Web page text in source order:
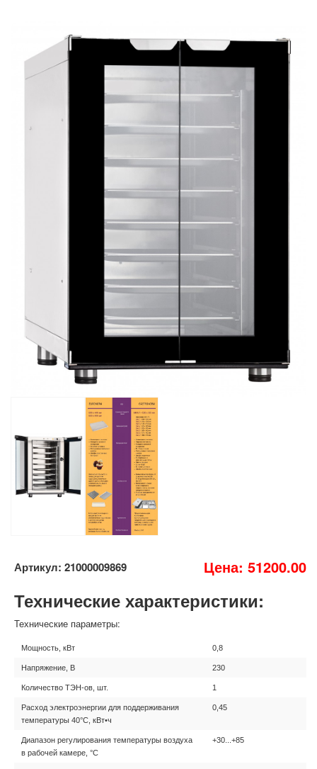
Артикул: 21000009869 Цена: 51200.00
Технические характеристики:
Технические параметры:
Мощность, кВт 0,8
Напряжение, В 230
Количество ТЭН-ов, шт. 1
Расход электроэнергии для поддерживания
температуры 40°С, кВт•ч
0,45
Диапазон регулирования температуры воздуха
в рабочей камере, °С
+30...+85